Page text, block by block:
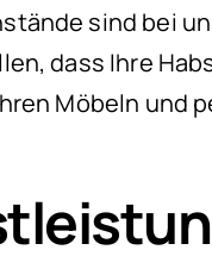
sind bei
dass Ihre
Möbeln und